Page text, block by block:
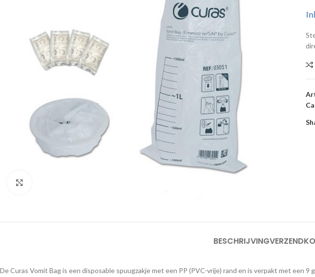
BESCHRIJVING
De Curas Vomit Bag is een disposable spuugzakje met een PP (PVC-vrije) rand en is verpakt met